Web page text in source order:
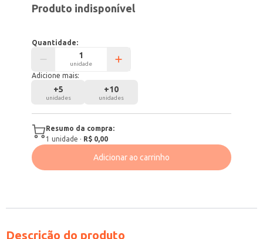
Produto indisponível
Quantidade:
unidade
Adicione mais:
+5
unidades
+10
unidades
Resumo da compra:
1 unidade · R$ 0,00
Adicionar ao carrinho
Descrição do produto